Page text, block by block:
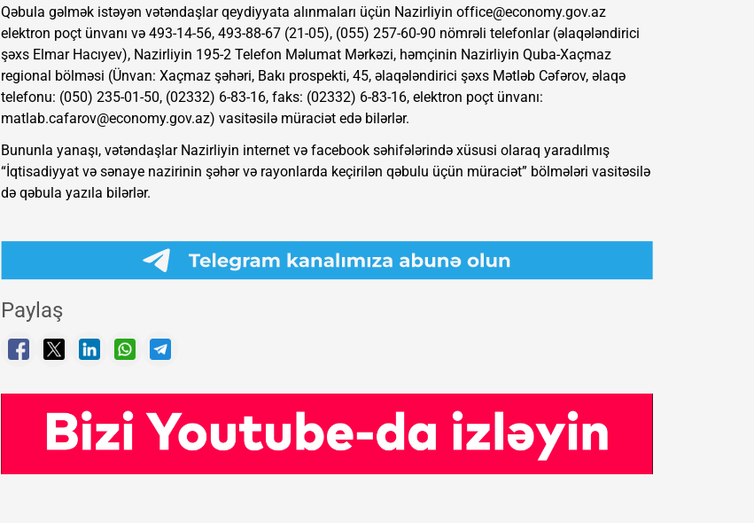
Qəbula gəlmək istəyən vətəndaşlar qeydiyyata alınmaları üçün Nazirliyin office@economy.gov.az
elektron poçt ünvanı və 493-14-56, 493-88-67 (21-05), (055) 257-60-90 nömrəli telefonlar (əlaqələndirici
şəxs Elmar Hacıyev), Nazirliyin 195-2 Telefon Məlumat Mərkəzi, həmçinin Nazirliyin Quba-Xaçmaz
regional bölməsi (Ünvan: Xaçmaz şəhəri, Bakı prospekti, 45, əlaqələndirici şəxs Mətləb Cəfərov, əlaqə
telefonu: (050) 235-01-50, (02332) 6-83-16, faks: (02332) 6-83-16, elektron poçt ünvanı:
matlab.cafarov@economy.gov.az) vasitəsilə müraciət edə bilərlər.
Bununla yanaşı, vətəndaşlar Nazirliyin internet və facebook səhifələrində xüsusi olaraq yaradılmış
“İqtisadiyyat və sənaye nazirinin şəhər və rayonlarda keçirilən qəbulu üçün müraciət” bölmələri vasitəsilə
də qəbula yazıla bilərlər.
Paylaş